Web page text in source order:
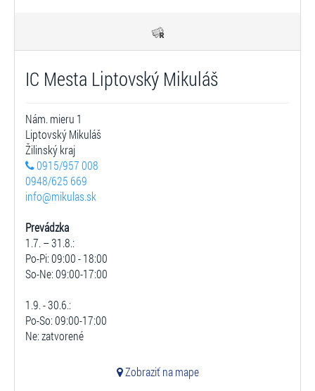
IC Mesta Liptovský Mikuláš
Nám. mieru 1
Liptovský Mikuláš
Žilinský kraj
0915/957 008
0948/625 669
info@mikulas.sk
Prevádzka
1.7. – 31.8.:
Po-Pi: 09:00 - 18:00
So-Ne: 09:00-17:00
1.9. - 30.6.:
Po-So: 09:00-17:00
Ne: zatvorené
Zobraziť na mape